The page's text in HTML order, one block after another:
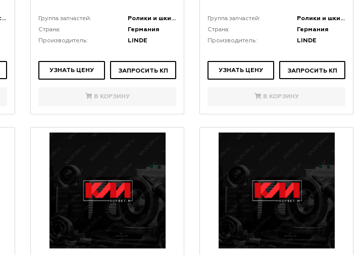
Гидравлические цилиндры Группа запчастей: Ролики и шкивы
Страна: Германия
Производитель: LINDE
УЗНАТЬ ЦЕНУ ЗАПРОСИТЬ КП
В КОРЗИНУ
Группа запчастей: Ролики и шкивы
Страна: Германия
Производитель: LINDE
УЗНАТЬ ЦЕНУ ЗАПРОСИТЬ КП
В КОРЗИНУ